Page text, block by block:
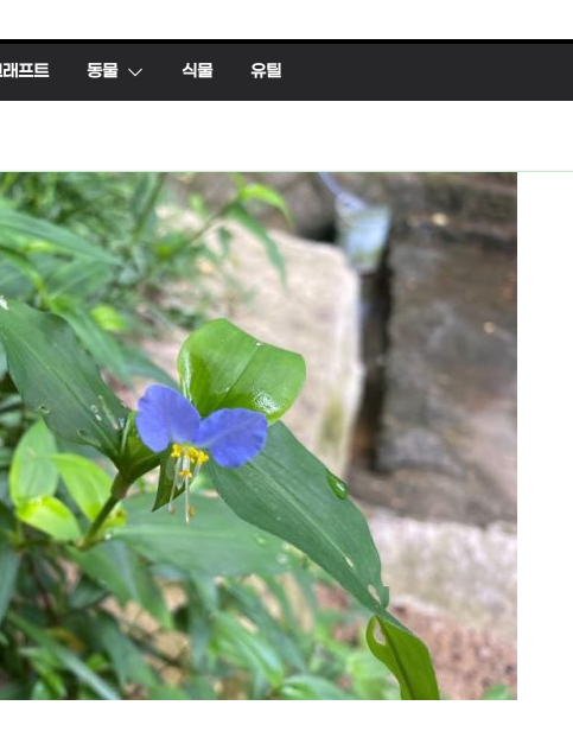
프트 동물 식물 유틸
태, 생애, 생
유틸
FFmpeg와 vidstab 으로
영상 흔들림 보정
2026년 05월 03일